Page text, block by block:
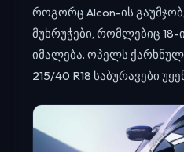
როგორც Alcon-ის
მუხრუჭები, რომლებიც 18-
იმალება. ოპელს
215/40 R18 საბურავები